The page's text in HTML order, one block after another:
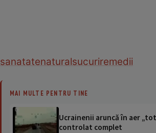
sanatatenaturalsucuriremedii
MAI MULTE PENTRU TINE
Ucrainenii aruncă în aer
controlat complet